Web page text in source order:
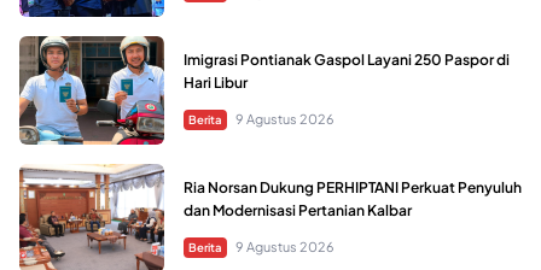
Imigrasi Pontianak Gaspol Layani 250 Paspor di
Hari Libur
Berita 9 Agustus 2026
Ria Norsan Dukung PERHIPTANI Perkuat Penyuluh
dan Modernisasi Pertanian Kalbar
Berita 9 Agustus 2026